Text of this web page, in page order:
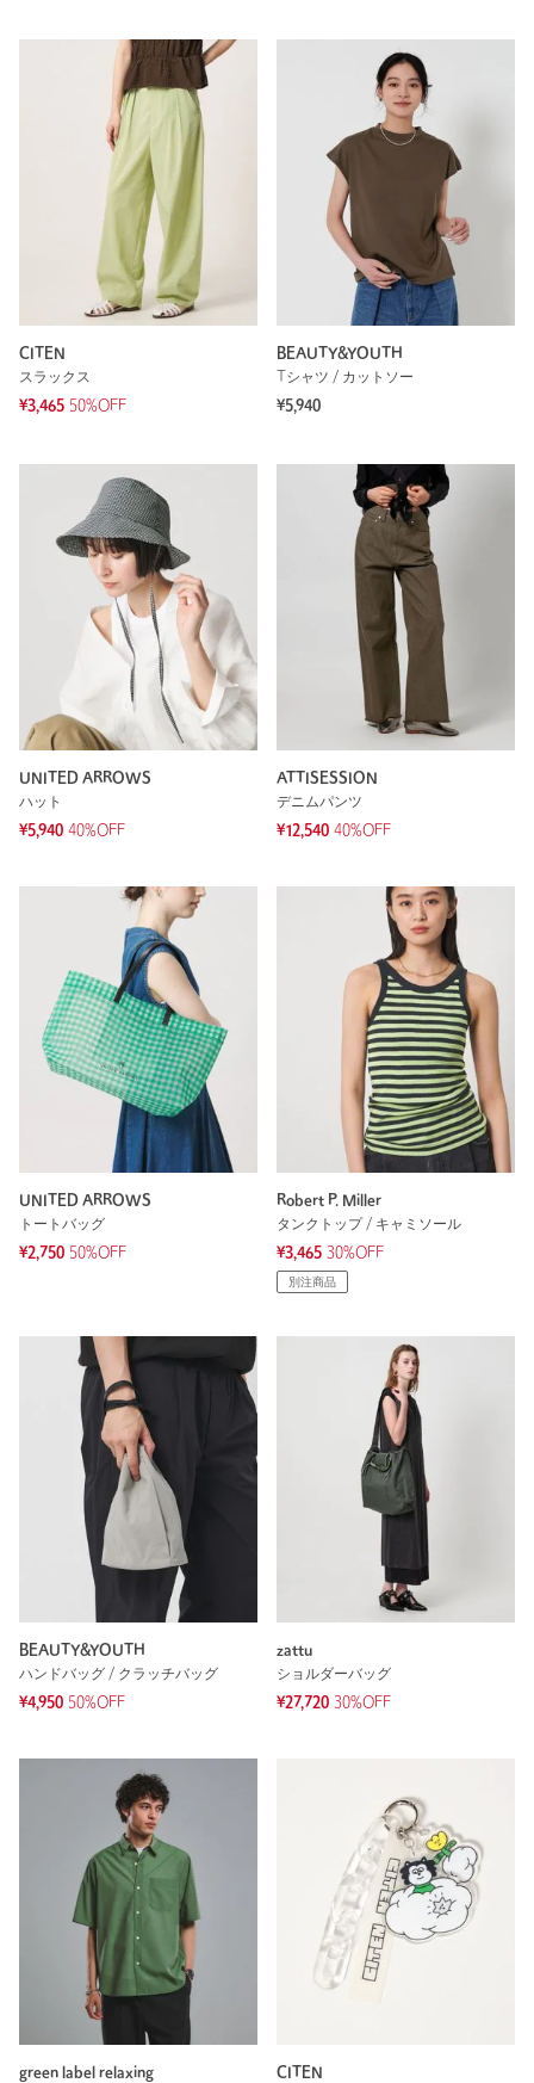
CITEN
スラックス
¥3,465 50%OFF
BEAUTY&YOUTH
Tシャツ / カットソー
¥5,940
UNITED ARROWS
ハット
¥5,940 40%OFF
ATTISESSION
デニムパンツ
¥12,540 40%OFF
UNITED ARROWS
トートバッグ
¥2,750 50%OFF
Robert P. Miller
タンクトップ / キャミソール
¥3,465 30%OFF
別注商品
BEAUTY&YOUTH
ハンドバッグ / クラッチバッグ
¥4,950 50%OFF
zattu
ショルダーバッグ
¥27,720 30%OFF
green label relaxing CITEN